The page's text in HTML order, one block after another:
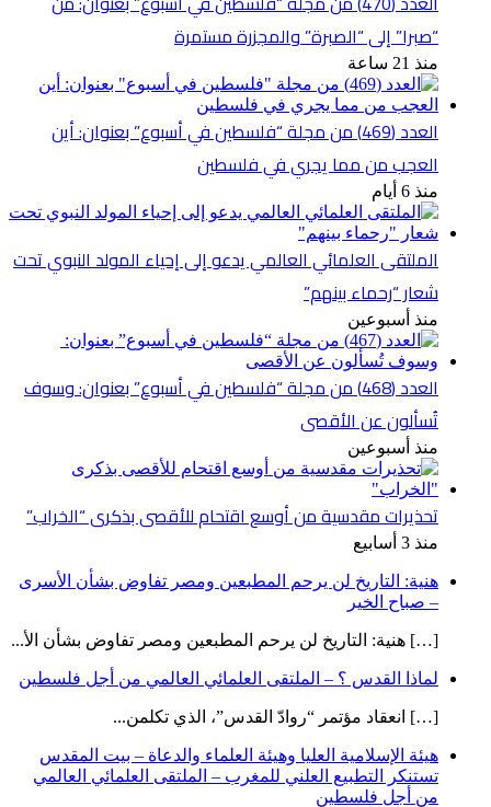
“صبرا” إلى “الصبرة” والمجزرة مستمرة
منذ 21 ساعة
العدد (469) من مجلة “فلسطين في أسبوع” بعنوان: أين
العجب من مما يجري في فلسطين
منذ 6 أيام
الملتقى العلمائي العالمي يدعو إلى إحياء المولد النبوي تحت
شعار “رحماء بينهم”
منذ أسبوعين
العدد (468) من مجلة “فلسطين في أسبوع” بعنوان: وسوف
تُسألون عن الأقصى
منذ أسبوعين
تحذيرات مقدسية من أوسع اقتحام للأقصى بذكرى “الخراب”
منذ 3 أسابيع
هنية: التاريخ لن يرحم المطبعين ومصر تفاوض بشأن الأسرى
– صباح الخير
[…] هنية: التاريخ لن يرحم المطبعين ومصر تفاوض بشأن الأ...
لماذا القدس ؟ – الملتقى العلمائي العالمي من أجل فلسطين
[…] انعقاد مؤتمر “روادّ القدس”، الذي تكلمن...
هيئة الإسلامية العليا وهيئة العلماء والدعاة – بيت المقدس
تستنكر التطبيع العلني للمغرب – الملتقى العلمائي العالمي
من أجل فلسطين